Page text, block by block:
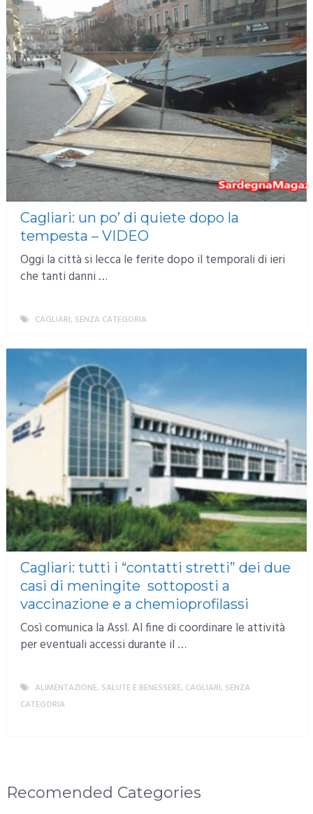
Cagliari: un po’ di quiete dopo la
tempesta – VIDEO
Oggi la città si lecca le ferite dopo il temporali di ieri
che tanti danni …
CAGLIARI, SENZA CATEGORIA
Cagliari: tutti i “contatti stretti” dei due
casi di meningite sottoposti a
vaccinazione e a chemioprofilassi
Così comunica la Assl. Al fine di coordinare le attività
per eventuali accessi durante il …
ALIMENTAZIONE, SALUTE E BENESSERE, CAGLIARI, SENZA
CATEGORIA
Recomended Categories